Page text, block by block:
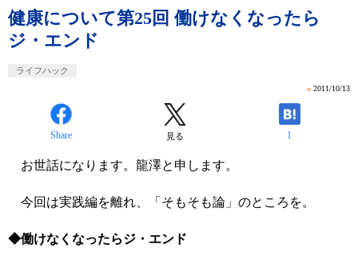
健康について第25回 働けなくなったら
ジ・エンド
ライフハック
» 2011/10/13
Share 見る 1
お世話になります。龍澤と申します。
今回は実践編を離れ、「そもそも論」のところを。
◆働けなくなったらジ・エンド